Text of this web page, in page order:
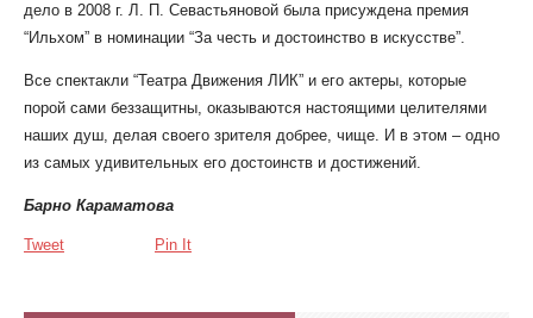
дело в 2008 г. Л. П. Севастьяновой была присуждена премия
“Ильхом” в номинации “За честь и достоинство в искусстве”.
Все спектакли “Театра Движения ЛИК” и его актеры, которые
порой сами беззащитны, оказываются настоящими целителями
наших душ, делая своего зрителя добрее, чище. И в этом – одно
из самых удивительных его достоинств и достижений.
Барно Караматова
Tweet Pin It